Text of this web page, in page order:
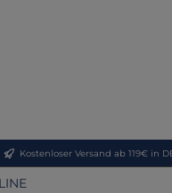
Kostenloser Versand ab 119€ in